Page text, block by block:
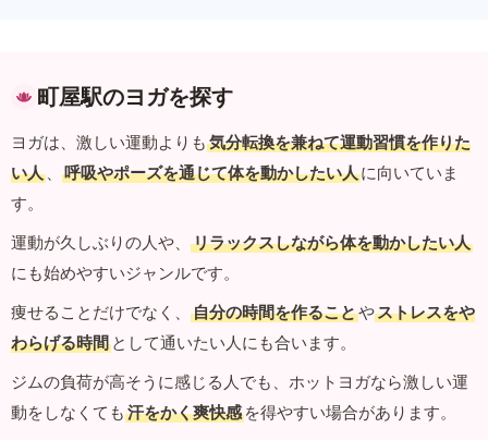
町屋駅のヨガを探す
ヨガは、激しい運動よりも 気分転換を兼ねて運動習慣を作りた
い人 、 呼吸やポーズを通じて体を動かしたい人に向いていま
す。
運動が久しぶりの人や、
リラックスしながら体を動かしたい人
にも始めやすいジャンルです。
痩せることだけでなく、
自分の時間を作ることやストレスをや
わらげる時間 として通いたい人にも合います。
ジムの負荷が高そうに感じる人でも、ホットヨガなら激しい運
動をしなくても 汗をかく爽快感 を得やすい場合があります。